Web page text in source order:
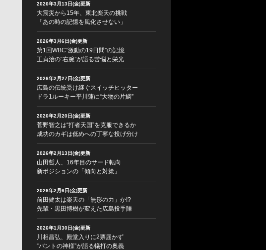
2026年3月13日(金)更新
大震災から15年、東北楽天の挑戦
「あの時の記憶を風化させない」
2026年3月6日(金)更新
第1回WBC“激動の19日間”の記憶
王貞治の“右腕”が語る苦悩と栄光
2026年2月27日(金)更新
広島の伝統受け継ぐスイッチヒッター
ドラ1ルーキー平川蓮に“大物の片鱗”
2026年2月20日(金)更新
菅野智之は“打者天国”を克服できるか
成功のカギは低めへの丁寧な投げ分け
2026年2月13日(金)更新
山田哲人、16年目のサード転向
新ポジションの「傾向と対策」
2026年2月6日(金)更新
前田健太は楽天の「無形の力」か!?
先輩・黒田博樹が変えた広島投手陣
2026年1月30日(金)更新
川相昌弘、殿堂入りに2票届かず
“バントの神様”が語る犠打の奥義